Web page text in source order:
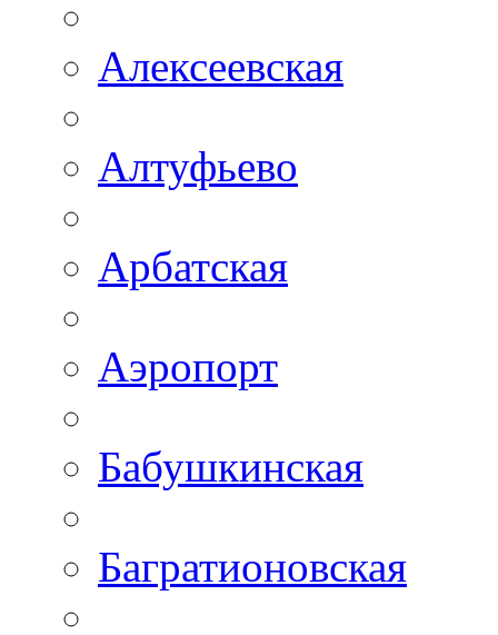
Алексеевская
Алтуфьево
Арбатская
Аэропорт
Бабушкинская
Багратионовская